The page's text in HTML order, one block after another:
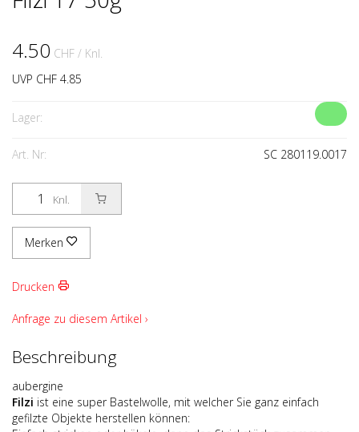
4.50 CHF / Knl.
UVP CHF 4.85
Lager:
Art. Nr: SC 280119.0017
Knl.
Merken
Drucken
Anfrage zu diesem Artikel ›
Beschreibung
aubergine
Filzi ist eine super Bastelwolle, mit welcher Sie ganz einfach
gefilzte Objekte herstellen können: